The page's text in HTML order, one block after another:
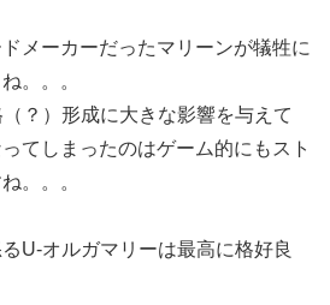
メーカーだったマリーンが犠牲に
。。。
？）形成に大きな影響を与えて
てしまったのはゲーム的にもスト
。。。
U-オルガマリーは最高に格好良